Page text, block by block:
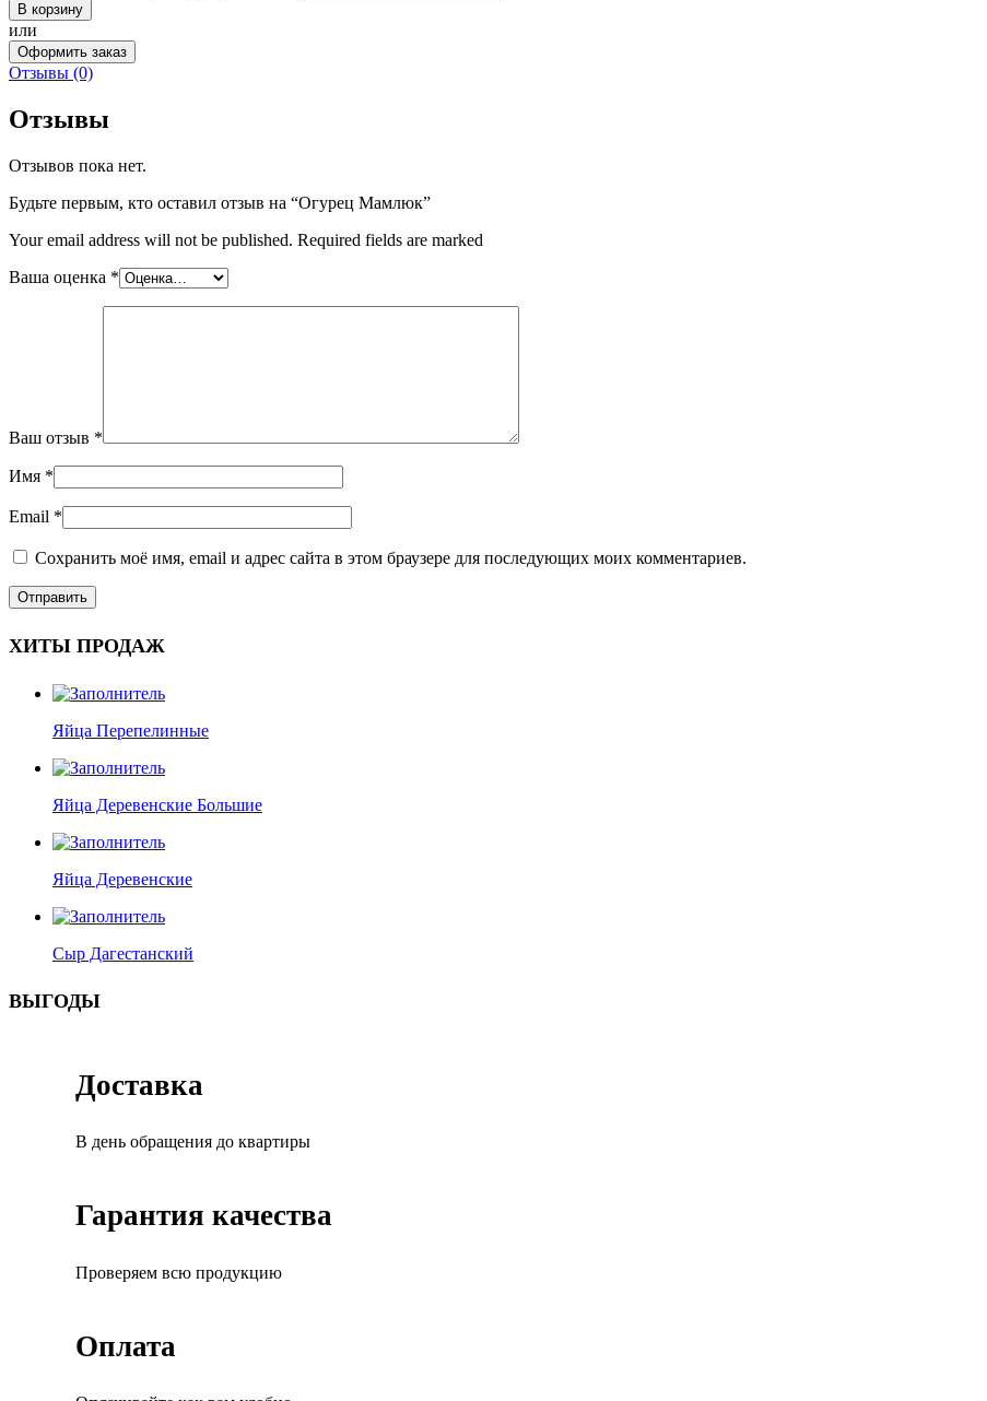
В корзину
или
Оформить заказ
Отзывы (0)
Отзывы
Отзывов пока нет.
Будьте первым, кто оставил отзыв на “Огурец Мамлюк”
Your email address will not be published. Required fields are marked
Ваша оценка *
Ваш отзыв *
Имя *
Email *
Сохранить моё имя, email и адрес сайта в этом браузере для последующих моих комментариев.
ХИТЫ ПРОДАЖ
Яйца Перепелинные
Яйца Деревенские Большие
Яйца Деревенские
Сыр Дагестанский
ВЫГОДЫ
Доставка
В день обращения до квартиры
Гарантия качества
Проверяем всю продукцию
Оплата